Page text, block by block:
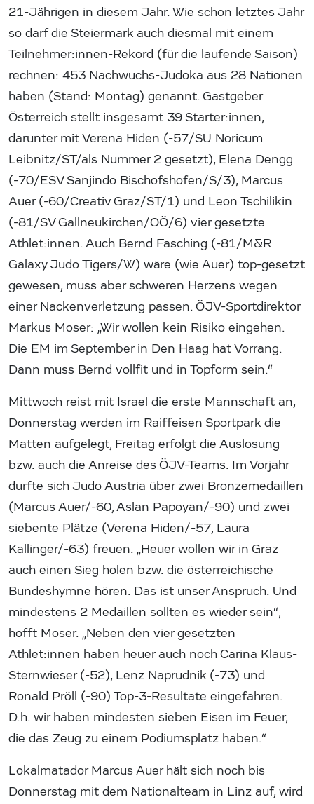
21-Jährigen in diesem Jahr. Wie schon letztes Jahr
so darf die Steiermark auch diesmal mit einem
Teilnehmer:innen-Rekord (für die laufende Saison)
rechnen: 453 Nachwuchs-Judoka aus 28 Nationen
haben (Stand: Montag) genannt. Gastgeber
Österreich stellt insgesamt 39 Starter:innen,
darunter mit Verena Hiden (-57/SU Noricum
Leibnitz/ST/als Nummer 2 gesetzt), Elena Dengg
(-70/ESV Sanjindo Bischofshofen/S/3), Marcus
Auer (-60/Creativ Graz/ST/1) und Leon Tschilikin
(-81/SV Gallneukirchen/OÖ/6) vier gesetzte
Athlet:innen. Auch Bernd Fasching (-81/M&R
Galaxy Judo Tigers/W) wäre (wie Auer) top-gesetzt
gewesen, muss aber schweren Herzens wegen
einer Nackenverletzung passen. ÖJV-Sportdirektor
Markus Moser: „Wir wollen kein Risiko eingehen.
Die EM im September in Den Haag hat Vorrang.
Dann muss Bernd vollfit und in Topform sein.“
Mittwoch reist mit Israel die erste Mannschaft an,
Donnerstag werden im Raiffeisen Sportpark die
Matten aufgelegt, Freitag erfolgt die Auslosung
bzw. auch die Anreise des ÖJV-Teams. Im Vorjahr
durfte sich Judo Austria über zwei Bronzemedaillen
(Marcus Auer/-60, Aslan Papoyan/-90) und zwei
siebente Plätze (Verena Hiden/-57, Laura
Kallinger/-63) freuen. „Heuer wollen wir in Graz
auch einen Sieg holen bzw. die österreichische
Bundeshymne hören. Das ist unser Anspruch. Und
mindestens 2 Medaillen sollten es wieder sein“,
hofft Moser. „Neben den vier gesetzten
Athlet:innen haben heuer auch noch Carina Klaus-
Sternwieser (-52), Lenz Naprudnik (-73) und
Ronald Pröll (-90) Top-3-Resultate eingefahren.
D.h. wir haben mindesten sieben Eisen im Feuer,
die das Zeug zu einem Podiumsplatz haben.“
Lokalmatador Marcus Auer hält sich noch bis
Donnerstag mit dem Nationalteam in Linz auf, wird